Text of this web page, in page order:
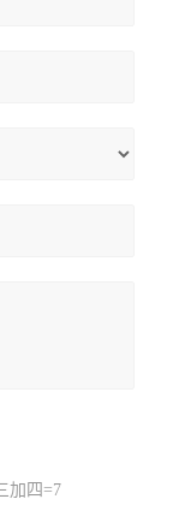
加四=7